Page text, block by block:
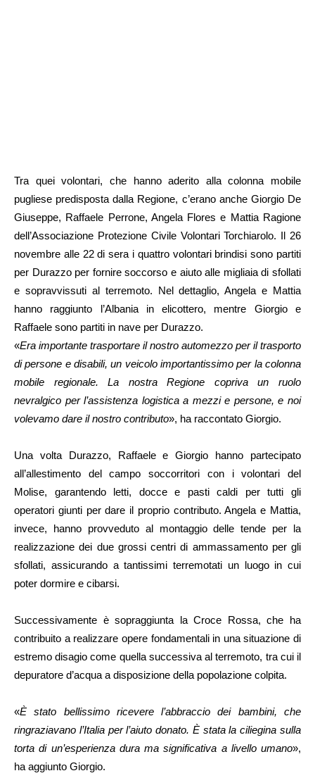
Tra quei volontari, che hanno aderito alla colonna mobile
pugliese predisposta dalla Regione, c’erano anche Giorgio De
Giuseppe, Raffaele Perrone, Angela Flores e Mattia Ragione
dell’Associazione Protezione Civile Volontari Torchiarolo. Il 26
novembre alle 22 di sera i quattro volontari brindisi sono partiti
per Durazzo per fornire soccorso e aiuto alle migliaia di sfollati
e sopravvissuti al terremoto. Nel dettaglio, Angela e Mattia
hanno raggiunto l’Albania in elicottero, mentre Giorgio e
Raffaele sono partiti in nave per Durazzo.
«Era importante trasportare il nostro automezzo per il trasporto
di persone e disabili, un veicolo importantissimo per la colonna
mobile regionale. La nostra Regione copriva un ruolo
nevralgico per l’assistenza logistica a mezzi e persone, e noi
volevamo dare il nostro contributo», ha raccontato Giorgio.
Una volta Durazzo, Raffaele e Giorgio hanno partecipato
all’allestimento del campo soccorritori con i volontari del
Molise, garantendo letti, docce e pasti caldi per tutti gli
operatori giunti per dare il proprio contributo. Angela e Mattia,
invece, hanno provveduto al montaggio delle tende per la
realizzazione dei due grossi centri di ammassamento per gli
sfollati, assicurando a tantissimi terremotati un luogo in cui
poter dormire e cibarsi.
Successivamente è sopraggiunta la Croce Rossa, che ha
contribuito a realizzare opere fondamentali in una situazione di
estremo disagio come quella successiva al terremoto, tra cui il
depuratore d’acqua a disposizione della popolazione colpita.
«È stato bellissimo ricevere l’abbraccio dei bambini, che
ringraziavano l’Italia per l’aiuto donato. È stata la ciliegina sulla
torta di un’esperienza dura ma significativa a livello umano»,
ha aggiunto Giorgio.